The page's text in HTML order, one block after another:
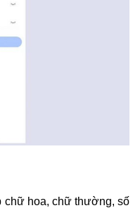
chữ hoa, chữ thường, số